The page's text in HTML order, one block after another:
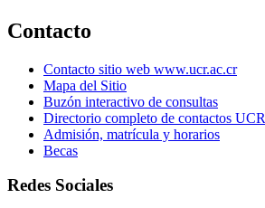
Contacto
Contacto sitio web www.ucr.ac.cr
Mapa del Sitio
Buzón interactivo de consultas
Directorio completo de contactos UCR
Admisión, matrícula y horarios
Becas
Redes Sociales